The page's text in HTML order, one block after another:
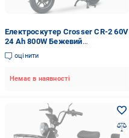
Електроскутер Crosser CR-2 60V
24 Ah 800W Бежевий
(2104619511)
оцінити
Немає в наявності